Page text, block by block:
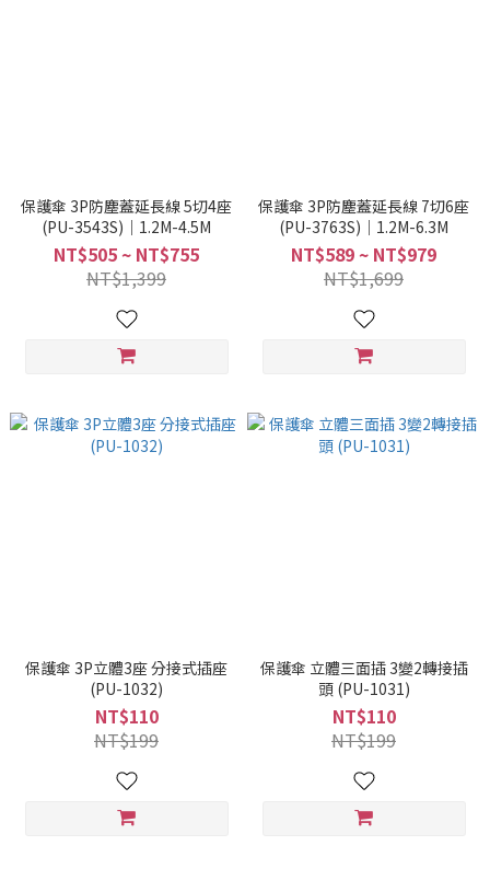
保護傘 3P防塵蓋延長線 5切4座
(PU-3543S)｜1.2M-4.5M
NT$505 ~ NT$755
NT$1,399
保護傘 3P防塵蓋延長線 7切6座
(PU-3763S)｜1.2M-6.3M
NT$589 ~ NT$979
NT$1,699
保護傘 3P立體3座 分接式插座
(PU-1032)
NT$110
NT$199
保護傘 立體三面插 3變2轉接插
頭 (PU-1031)
NT$110
NT$199